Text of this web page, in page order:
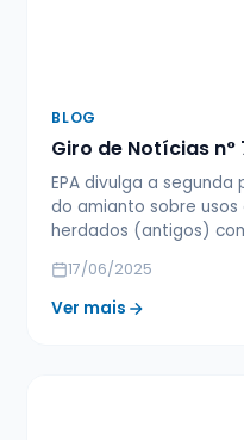
BLOG
Giro de Notícias n°
EPA divulga a
do amianto sobre
herdados (antigos)
17/06/2025
Ver mais